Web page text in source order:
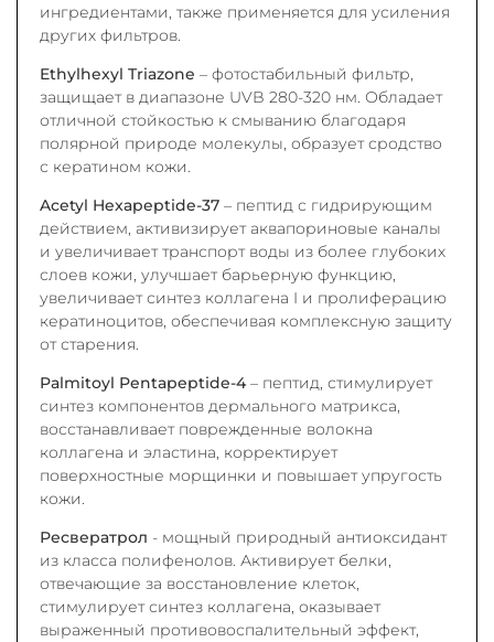
ингредиентами, также применяется для усиления
других фильтров.
Ethylhexyl Triazone – фотостабильный фильтр,
защищает в диапазоне UVB 280-320 нм. Обладает
отличной стойкостью к смыванию благодаря
полярной природе молекулы, образует сродство
с кератином кожи.
Acetyl Hexapeptide-37 – пептид с гидрирующим
действием, активизирует аквапориновые каналы
и увеличивает транспорт воды из более глубоких
слоев кожи, улучшает барьерную функцию,
увеличивает синтез коллагена I и пролиферацию
кератиноцитов, обеспечивая комплексную защиту
от старения.
Palmitoyl Pentapeptide-4– пептид, стимулирует
синтез компонентов дермального матрикса,
восстанавливает поврежденные волокна
коллагена и эластина, корректирует
поверхностные морщинки и повышает упругость
кожи.
Ресвератрол - мощный природный антиоксидант
из класса полифенолов. Активирует белки,
отвечающие за восстановление клеток,
стимулирует синтез коллагена, оказывает
выраженный противовоспалительный эффект,